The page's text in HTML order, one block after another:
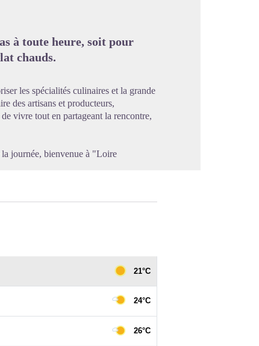
à toute heure, soit pour
chauds.
les spécialités culinaires et la grande
des artisans et producteurs,
vivre tout en partageant la rencontre,
journée, bienvenue à "Loire